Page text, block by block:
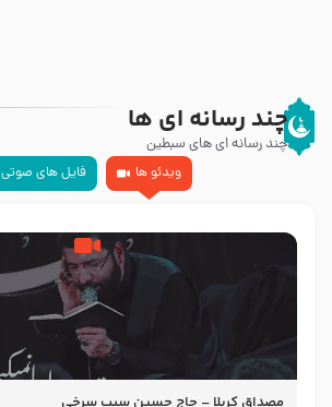
چند رسانه ای ها
چند رسانه ای های سبطین
ویدئو ها
فایل های صوتی
مصداق کربلا – حاج حسین سیب سرخی